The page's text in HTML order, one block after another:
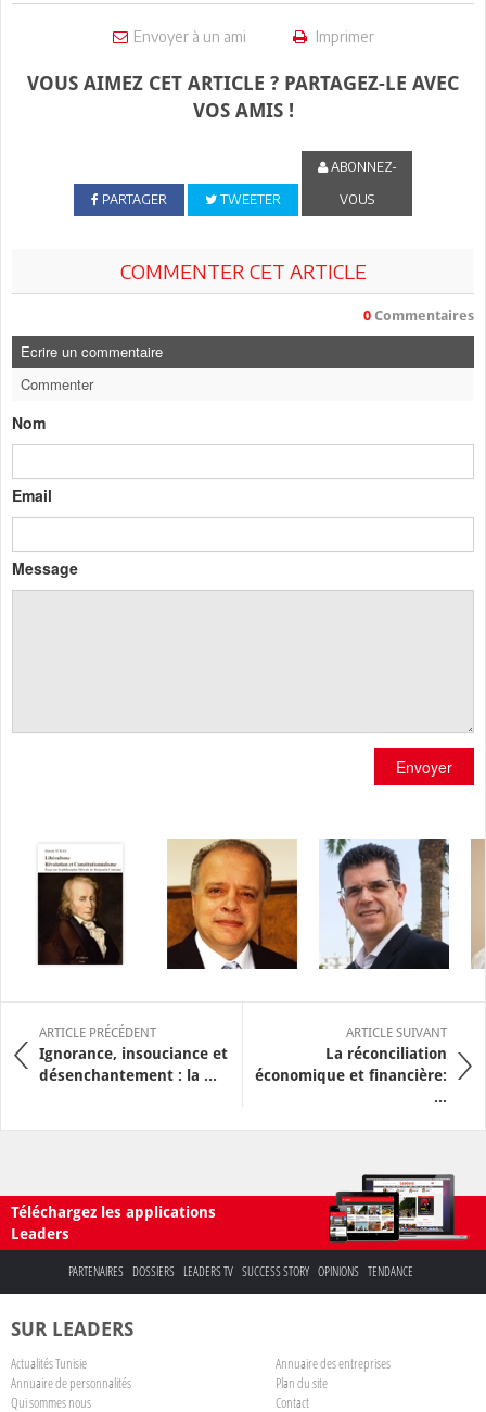
Envoyer à un ami Imprimer
VOUS AIMEZ CET ARTICLE ? PARTAGEZ-LE AVEC
VOS AMIS !
PARTAGER TWEETER
ABONNEZ-
VOUS
COMMENTER CET ARTICLE
0 Commentaires
Ecrire un commentaire
Commenter
Nom
Email
Message
Envoyer
ARTICLE PRÉCÉDENT
Ignorance, insouciance et
désenchantement : la ...
ARTICLE SUIVANT
La réconciliation
économique et financière:
...
Téléchargez les applications
Leaders
PARTENAIRES DOSSIERS LEADERS TV SUCCESS STORY OPINIONS TENDANCE
SUR LEADERS
Actualités Tunisie
Annuaire des entreprises
Annuaire de personnalités
Plan du site
Qui sommes nous
Contact